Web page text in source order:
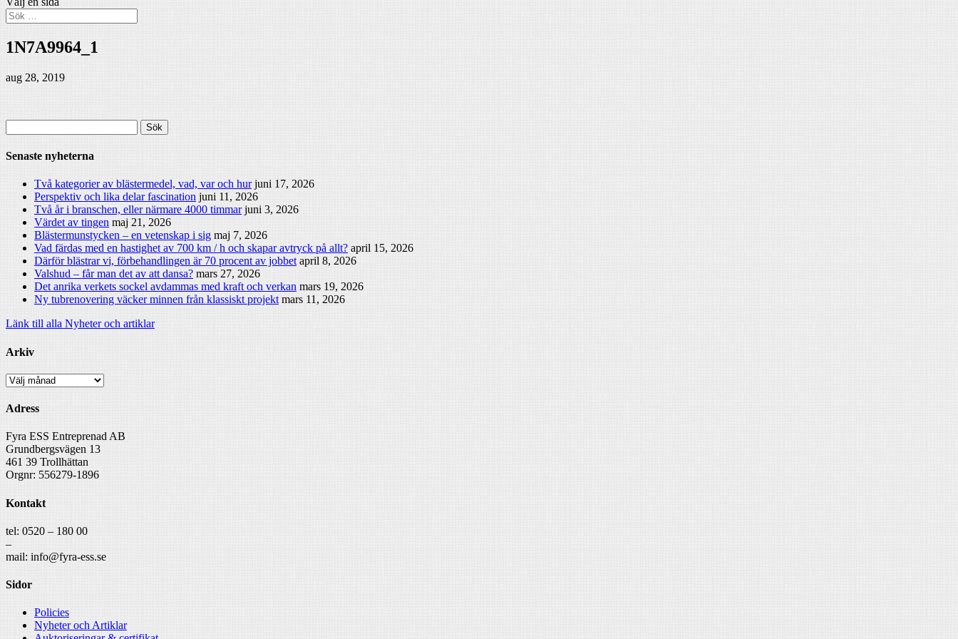
1N7A9964_1
aug 28, 2019
efter:
Senaste nyheterna
Två kategorier av blästermedel, vad, var och hur juni 17, 2026
Perspektiv och lika delar fascination juni 11, 2026
Två år i branschen, eller närmare 4000 timmar juni 3, 2026
Värdet av tingen maj 21, 2026
Blästermunstycken – en vetenskap i sig maj 7, 2026
Vad färdas med en hastighet av 700 km / h och skapar avtryck på allt? april 15, 2026
Därför blästrar vi, förbehandlingen är 70 procent av jobbet april 8, 2026
Valshud – får man det av att dansa? mars 27, 2026
Det anrika verkets sockel avdammas med kraft och verkan mars 19, 2026
Ny tubrenovering väcker minnen från klassiskt projekt mars 11, 2026
Länk till alla Nyheter och artiklar
Arkiv
Arkiv
Adress
Fyra ESS Entreprenad AB
Grundbergsvägen 13
461 39 Trollhättan
Orgnr: 556279-1896
Kontakt
tel: 0520 – 180 00
–
mail: info@fyra-ess.se
Sidor
Policies
Nyheter och Artiklar